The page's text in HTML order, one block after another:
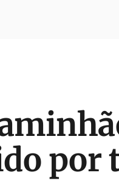
por